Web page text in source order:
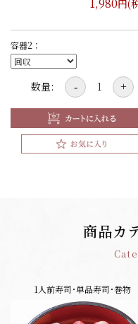
1,980円(
容器2：
数量: - +
商品カ
1人前寿司･単品寿司･巻物